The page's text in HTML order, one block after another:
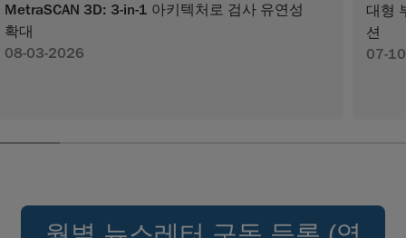
MetraSCAN 3D: 3-in-1 아키텍처로 검사 유연성
확대
08-03-2026
대형
션
07-